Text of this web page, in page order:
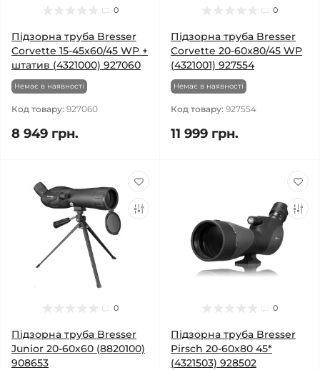
0
Підзорна труба Bresser
Corvette 15-45x60/45 WP +
штатив (4321000) 927060
Немає в наявності
Код товару: 927060
8 949 грн.
0
Підзорна труба Bresser
Corvette 20-60x80/45 WP
(4321001) 927554
Немає в наявності
Код товару: 927554
11 999 грн.
0
Підзорна труба Bresser
Junior 20-60x60 (8820100)
908653
0
Підзорна труба Bresser
Pirsch 20-60x80 45*
(4321503) 928502